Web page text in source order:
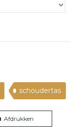
schoudertas
Afdrukken